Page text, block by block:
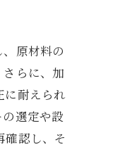
原材料の
らに、加
に耐えられ
選定や設
認し、そ